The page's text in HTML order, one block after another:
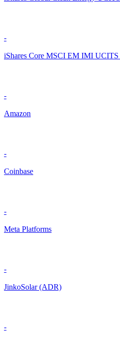
-
iShares Core MSCI EM IMI
-
Amazon
-
Coinbase
-
Meta Platforms
-
JinkoSolar (ADR)
-